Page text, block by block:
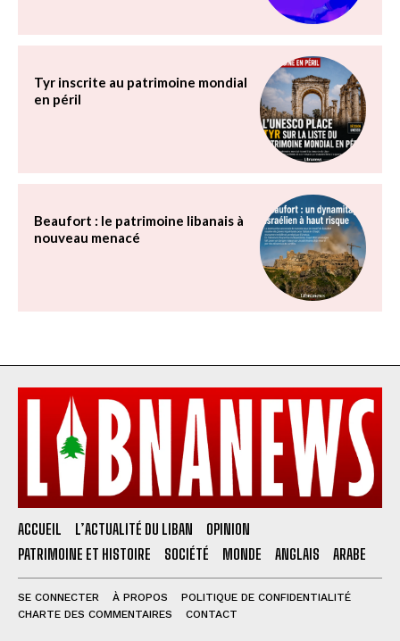
Tyr inscrite au patrimoine mondial
en péril
Beaufort : le patrimoine libanais à
nouveau menacé
ACCUEIL L’ACTUALITÉ DU LIBAN
OPINION
PATRIMOINE ET HISTOIRE
SOCIÉTÉ MONDE ANGLAIS ARABE
SE CONNECTER À PROPOS
POLITIQUE DE CONFIDENTIALITÉ
CHARTE DES COMMENTAIRES
CONTACT